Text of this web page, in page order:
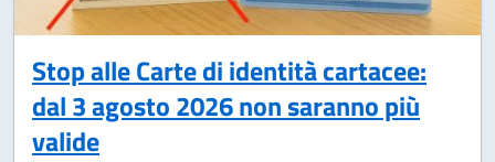
Stop alle Carte di identità cartacee:
dal 3 agosto 2026 non saranno più
valide